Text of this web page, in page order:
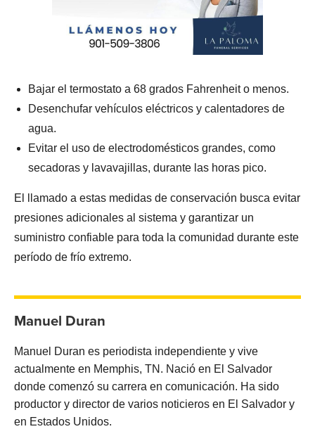
Bajar el termostato a 68 grados Fahrenheit o menos.
Desenchufar vehículos eléctricos y calentadores de
agua.
Evitar el uso de electrodomésticos grandes, como
secadoras y lavavajillas, durante las horas pico.
El llamado a estas medidas de conservación busca evitar
presiones adicionales al sistema y garantizar un
suministro confiable para toda la comunidad durante este
período de frío extremo.
Manuel Duran
Manuel Duran es periodista independiente y vive
actualmente en Memphis, TN. Nació en El Salvador
donde comenzó su carrera en comunicación. Ha sido
productor y director de varios noticieros en El Salvador y
en Estados Unidos.